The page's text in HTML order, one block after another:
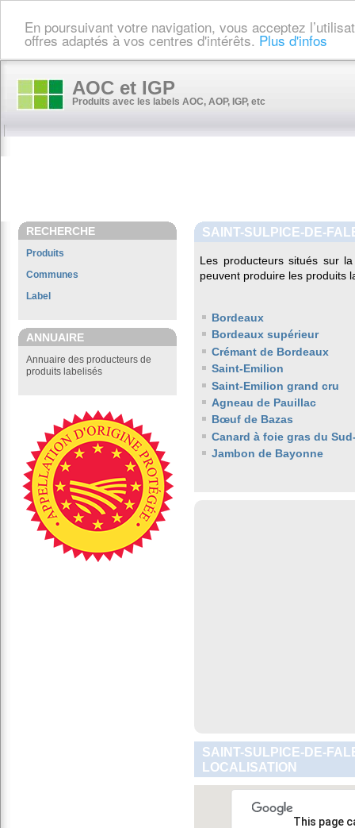
En poursuivant votre navigation, vous acceptez
offres adaptés à vos centres d'intérêts. Plus d'infos
AOC et IGP
Produits avec les labels AOC, AOP, IGP, etc
RECHERCHE
Produits
Communes
Label
ANNUAIRE
Annuaire des producteurs de
produits labelisés
SAINT-SULPICE-DE-
Les producteurs situés sur
peuvent produire les produits
Bordeaux
Bordeaux supérieur
Crémant de Bordeaux
Saint-Emilion
Saint-Emilion grand cru
Agneau de Pauillac
Bœuf de Bazas
Canard à foie gras du
Jambon de Bayonne
SAINT-SULPICE-DE-
LOCALISATION
This page